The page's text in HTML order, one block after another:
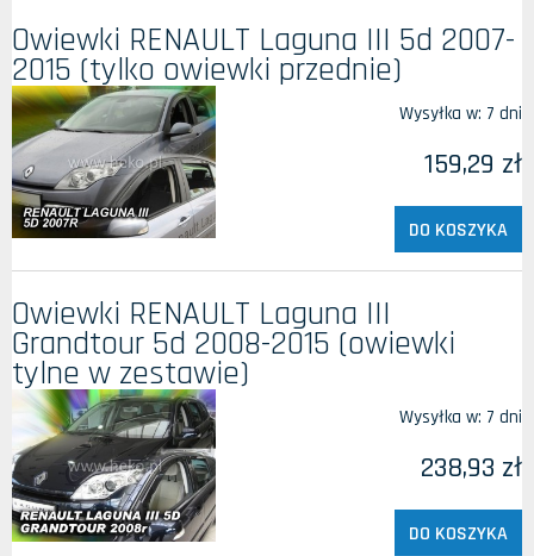
Owiewki RENAULT Laguna III 5d 2007-
2015 (tylko owiewki przednie)
Wysyłka w: 7 dni
159,29 zł
DO KOSZYKA
Owiewki RENAULT Laguna III
Grandtour 5d 2008-2015 (owiewki
tylne w zestawie)
Wysyłka w: 7 dni
238,93 zł
DO KOSZYKA